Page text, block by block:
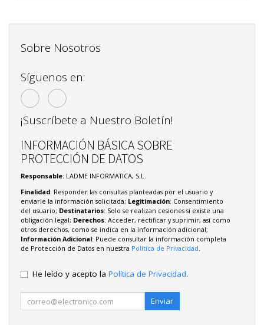
Sobre Nosotros
Síguenos en:
¡Suscríbete a Nuestro Boletín!
INFORMACIÓN BÁSICA SOBRE
PROTECCIÓN DE DATOS
Responsable: LADME INFORMATICA, S.L.
Finalidad: Responder las consultas planteadas por el usuario y
enviarle la información solicitada; Legitimación: Consentimiento
del usuario; Destinatarios: Solo se realizan cesiones si existe una
obligación legal; Derechos: Acceder, rectificar y suprimir, así como
otros derechos, como se indica en la información adicional;
Información Adicional: Puede consultar la información completa
de Protección de Datos en nuestra Política de Privacidad
He leído y acepto la Política de Privacidad.
Enviar